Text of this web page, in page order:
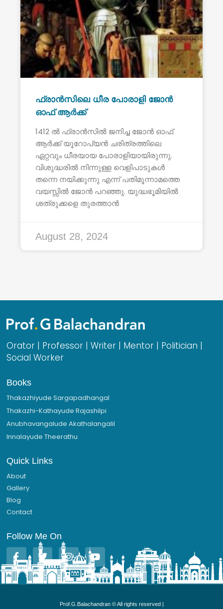
ഫ്രാൻസിലെ ധീര പോരാളി ജോൻ
ഓഫ് ആർക്ക്
1412 ൽ ഫ്രാൻസിൽ ജനിച്ച ജോൻ ഓഫ്
ആർക്ക് യൂറോപ്യൻ ചരിത്രത്തിലെ
ഏറ്റവും ധീരയായ പോരാളിയായിരുന്നു.
വിശുദ്ധരിൽ നിന്നുള്ള വെളിപാടുകൾ
തന്നെ നയിക്കുന്നു എന്ന് പതിമൂന്നാമത്തെ
വയസ്സിൽ ജോൻ പറഞ്ഞു. യുദ്ധഭൂമിയിൽ
ശത്രുക്കളെ തുരത്താൻ
August 28, 2024
Orator | Professor | Writer | Mentor | Politician |
Social Worker
Books
Thakazhiyude Sargapadhangal
Thakazhi-Kathayude Rajashilpi
Anubhavangalude Akathalangalil
Innalayude Theerathu
Quick Links
About
Gallery
Blog
Contact
Follow Me On
F
a
c
e
T
w
i
t
I
n
s
t
g
Y
o
u
t
b
Prof.G.Balachandran © All rights reserved |